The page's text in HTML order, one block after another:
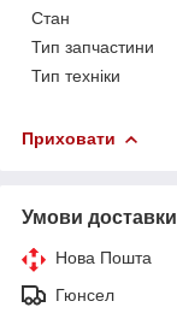
Стан
Тип запчастини
Тип техніки
Приховати
Умови доставки
Нова Пошта
Гюнсел